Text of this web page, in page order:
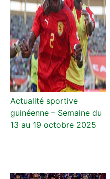
Actualité sportive
guinéenne – Semaine du
13 au 19 octobre 2025